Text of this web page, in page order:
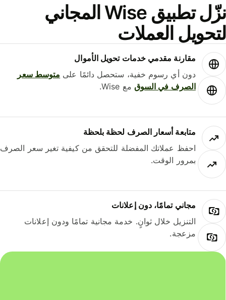
نزّل تطبيق Wise المجاني
العملات
مقارنة مقدمي خدمات تحويل الأموال
دون أي رسوم خفية، ستحصل دائمًا علىمتوسط ​​سعر
الصرف في السوقمع Wise.
متابعة أسعار الصرف لحظة بلحظة
احفظ عملاتك المفضلة للتحقق من كيفية تغير سعر الصرف
بمرور الوقت.
مجاني تمامًا، دون إعلانات
التنزيل خلال ثوانٍ. خدمة مجانية تمامًا ودون إعلانات
مزعجة.